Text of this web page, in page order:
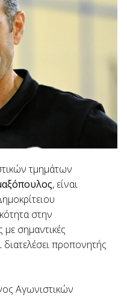
τμημάτων
, είναι
στην
σημαντικές
διατελέσει προπονητής
Αγωνιστικών